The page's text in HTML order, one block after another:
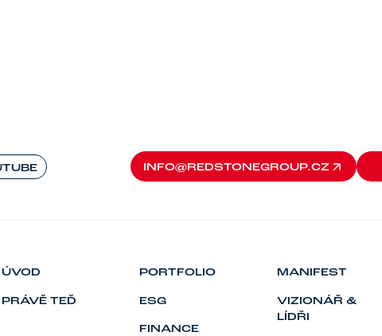
INFO@REDSTONEGROUP.CZ
INFO@REDSTONEGROUP.CZ
ÚVOD
PRÁVĚ TEĎ
PORTFOLIO
ESG
FINANCE
MANIFEST
VIZIONÁŘ &
LÍDŘI